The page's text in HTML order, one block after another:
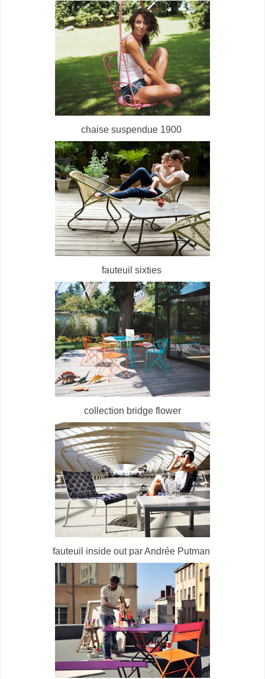
chaise suspendue 1900
fauteuil sixties
collection bridge flower
fauteuil inside out par Andrée Putman